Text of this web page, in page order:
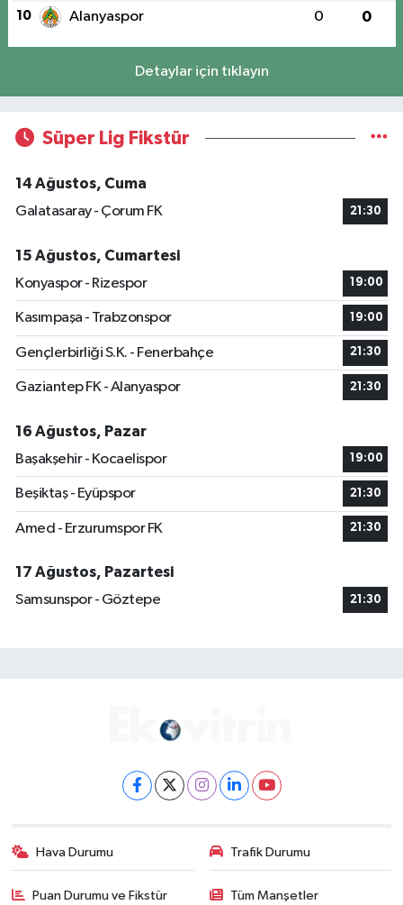
10 Alanyaspor 0 0
Detaylar için tıklayın
Süper Lig Fikstür
14 Ağustos, Cuma
Galatasaray - Çorum FK
21:30
15 Ağustos, Cumartesi
Konyaspor - Rizespor
19:00
Kasımpaşa - Trabzonspor 19:00
Gençlerbirliği S.K. - Fenerbahçe 21:30
Gaziantep FK - Alanyaspor 21:30
16 Ağustos, Pazar
Başakşehir - Kocaelispor
19:00
Beşiktaş - Eyüpspor 21:30
Amed - Erzurumspor FK 21:30
17 Ağustos, Pazartesi
Samsunspor - Göztepe
21:30
Hava Durumu Trafik Durumu
Puan Durumu ve Fikstür Tüm Manşetler